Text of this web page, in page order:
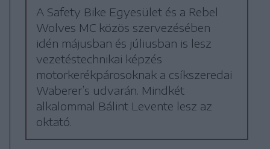
A Safety Bike Egyesület és a Rebel
Wolves MC közös szervezésében
idén májusban és júliusban is lesz
vezetéstechnikai képzés
motorkerékpárosoknak a csíkszeredai
Waberer’s udvarán. Mindkét
alkalommal Bálint Levente lesz az
oktató.